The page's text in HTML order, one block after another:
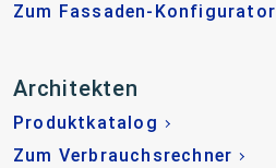
Zum Fassaden-Konfigurator
Architekten
Produktkatalog
Zum Verbrauchsrechner